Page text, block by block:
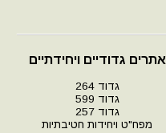
אתרים גדודיים ויחידתיים
גדוד 264
גדוד 599
גדוד 257
מפח"ט ויחידות חטיבתיות